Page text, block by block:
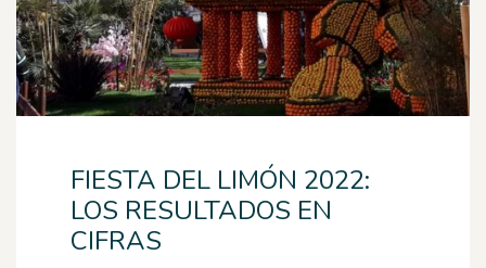
FIESTA DEL LIMÓN 2022:
LOS RESULTADOS EN
CIFRAS